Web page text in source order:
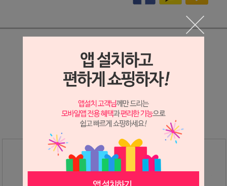
상세정보 새창 열기
상세 정보를 확대해 보실 수 있습니다.
※ 필독해주세요 ※
장미는 시세 변동에 따라 가격이 달라질 수 있으니